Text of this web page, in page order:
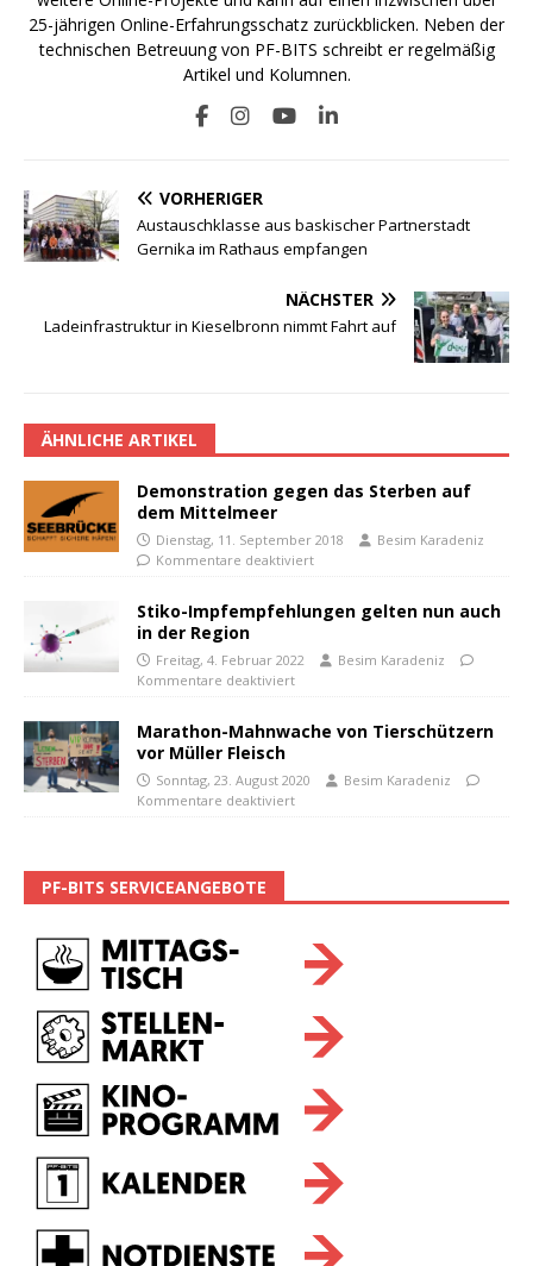
25-jährigen Online-Erfahrungsschatz zurückblicken. Neben der
technischen Betreuung von PF-BITS schreibt er regelmäßig
Artikel und Kolumnen.
VORHERIGER
Austauschklasse aus baskischer Partnerstadt
Gernika im Rathaus empfangen
NÄCHSTER
Ladeinfrastruktur in Kieselbronn nimmt Fahrt auf
ÄHNLICHE ARTIKEL
Demonstration gegen das Sterben auf
dem Mittelmeer
Dienstag, 11. September 2018
Besim Karadeniz
Kommentare deaktiviert
Stiko-Impfempfehlungen gelten nun auch
in der Region
Freitag, 4. Februar 2022
Besim Karadeniz
Kommentare deaktiviert
Marathon-Mahnwache von Tierschützern
vor Müller Fleisch
Sonntag, 23. August 2020
Besim Karadeniz
Kommentare deaktiviert
PF-BITS SERVICEANGEBOTE